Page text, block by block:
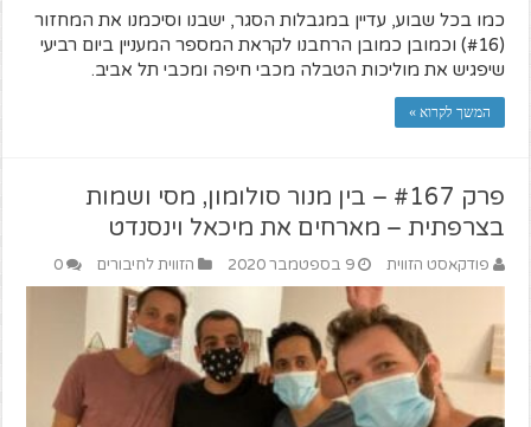
כמו בכל שבוע, עדיין במגבלות הסגר, ישבנו וסיכמנו את המחזור
(#16) וכמובן כמובן הרחבנו לקראת המספר המעניין ביום רביעי
שיפגיש את מוליכות הטבלה מכבי חיפה ומכבי תל אביב.
המשך לקרוא »
פרק #167 – בין מנור סולומון, מסי ושמות
בצרפתית – מארחים את מיכאל וינסנדט
פודקאסט הזווית 9 בספטמבר 2020 הזווית לחיבורים 0